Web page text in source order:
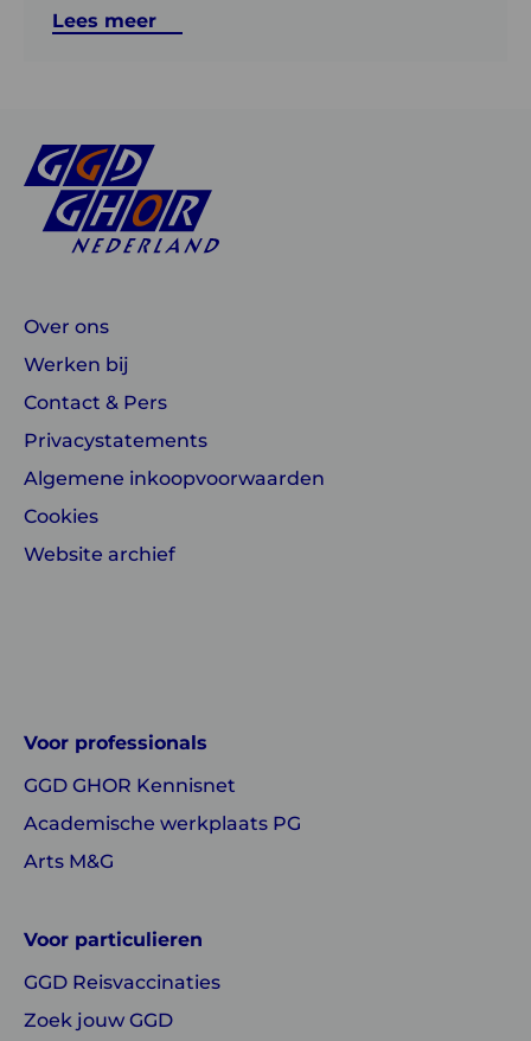
Lees meer
Over ons
Werken bij
Contact & Pers
Privacystatements
Algemene inkoopvoorwaarden
Cookies
Website archief
GHOR
Nederland
GHOR
Nederland
Voor professionals
GGD GHOR Kennisnet
Academische werkplaats PG
Arts M&G
Voor particulieren
GGD Reisvaccinaties
Zoek jouw GGD